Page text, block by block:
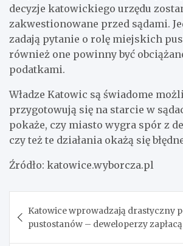
decyzje katowickiego urzędu
zakwestionowane przed sądami.
zadają pytanie o rolę miejskich
również one powinny być
podatkami.
Władze Katowic są świadome
przygotowują się na starcie w
pokaże, czy miasto wygra spór z
czy też te działania okażą się
Źródło: katowice.wyborcza.pl
wpisu
Katowice wprowadzają drastyczny
pustostanów – deweloperzy zapłacą